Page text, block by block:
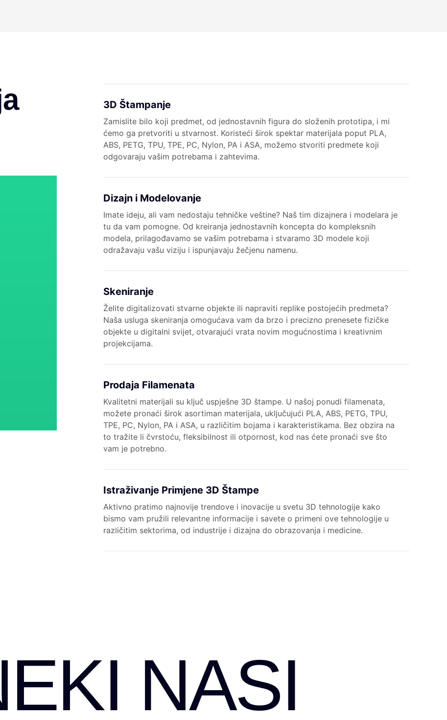
3D Štampanje
Zamislite bilo koji predmet, od jednostavnih figura do složenih prototipa, i mi
ćemo ga pretvoriti u stvarnost. Koristeći širok spektar materijala poput PLA,
ABS, PETG, TPU, TPE, PC, Nylon, PA i ASA, možemo stvoriti predmete koji
odgovaraju vašim potrebama i zahtevima.
Dizajn i Modelovanje
Imate ideju, ali vam nedostaju tehničke veštine? Naš tim dizajnera i modelara je
tu da vam pomogne. Od kreiranja jednostavnih koncepta do kompleksnih
modela, prilagođavamo se vašim potrebama i stvaramo 3D modele koji
odražavaju vašu viziju i ispunjavaju žečjenu namenu.
Skeniranje
Želite digitalizovati stvarne objekte ili napraviti replike postojećih predmeta?
Naša usluga skeniranja omogućava vam da brzo i precizno prenesete fizičke
objekte u digitalni svijet, otvarajući vrata novim mogućnostima i kreativnim
projekcijama.
Prodaja Filamenata
Kvalitetni materijali su ključ uspješne 3D štampe. U našoj ponudi filamenata,
možete pronaći širok asortiman materijala, uključujući PLA, ABS, PETG, TPU,
TPE, PC, Nylon, PA i ASA, u različitim bojama i karakteristikama. Bez obzira na
to tražite li čvrstoću, fleksibilnost ili otpornost, kod nas ćete pronaći sve što
vam je potrebno.
Istraživanje Primjene 3D Štampe
Aktivno pratimo najnovije trendove i inovacije u svetu 3D tehnologije kako
bismo vam pružili relevantne informacije i savete o primeni ove tehnologije u
različitim sektorima, od industrije i dizajna do obrazovanja i medicine.
NASI